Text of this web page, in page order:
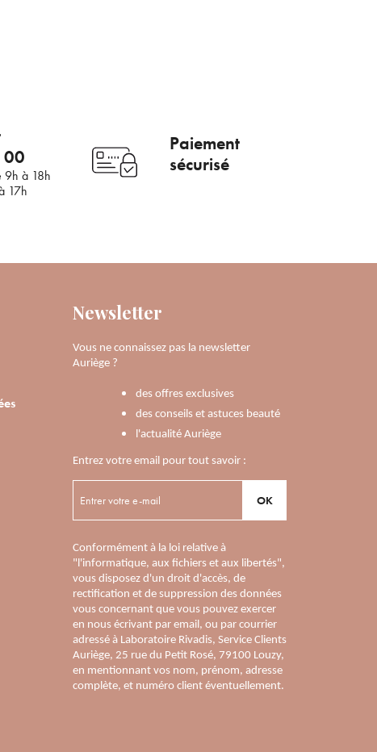
9h à 18h
17h
Paiement
sécurisé
Newsletter
Vous ne connaissez pas la newsletter
Auriège ?
des offres exclusives
des conseils et astuces beauté
l'actualité Auriège
Entrez votre email pour tout savoir :
OK
Conformément à la loi relative à
"l'informatique, aux fichiers et aux libertés",
vous disposez d'un droit d'accès, de
rectification et de suppression des données
vous concernant que vous pouvez exercer
en nous écrivant par email, ou par courrier
adressé à Laboratoire Rivadis, Service Clients
Auriège, 25 rue du Petit Rosé, 79100 Louzy,
en mentionnant vos nom, prénom, adresse
complète, et numéro client éventuellement.